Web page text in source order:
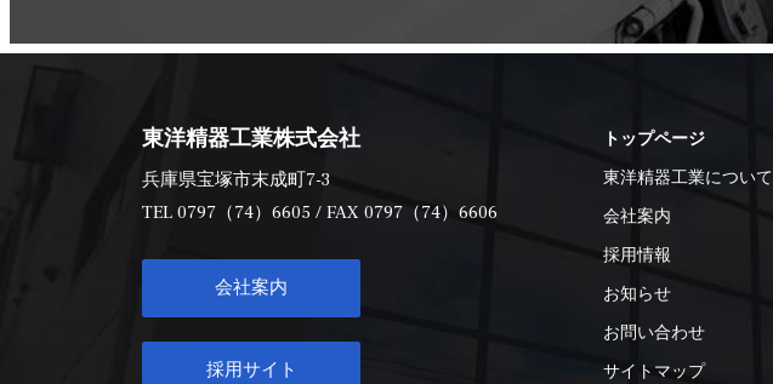
東洋精器工業株式会社
兵庫県宝塚市末成町7-3
TEL 0797（74）6605 / FAX 0797（74）6606
会社案内
採用サイト
トップページ
東洋精器工業について
会社案内
採用情報
お知らせ
お問い合わせ
サイトマップ